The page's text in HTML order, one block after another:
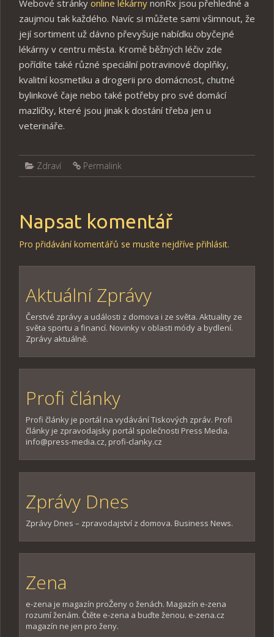
Webové stránky online lékárny nonRx jsou přehledné a
zaujmou tak každého. Navíc si můžete sami všimnout, že
její sortiment už dávno převyšuje nabídku obyčejné
lékárny v centru města. Kromě běžných léčiv zde
pořídíte také různé speciální potravinové doplňky,
kvalitní kosmetiku a drogerii pro domácnost, chutné
bylinkové čaje nebo také potřeby pro své domácí
mazlíčky, které jsou jinak k dostání třeba jen u
veterináře.
Zdraví Permalink
Napsat komentář
Pro přidávání komentářů se musíte nejdříve přihlásit.
Aktuální Zprávy
Čerstvé zprávy a události z domova i ze světa. Aktuality ze
světa sportu a financí. Novinky v oblasti módy a bydlení.
Zprávy aktuálně.
Profi články
Profi články je portál na vydávání Tiskových zpráv. Profi
články je zpravodajsky portál společnosti Press Media.
info@press-media.cz, profi-clanky.cz
Zprávy Dnes
Zprávy Dnes – zpravodajství z domova. Business News.
Zena
e-zena je magazín proŽeny o ženách. Magazín e-zena
rozumí ženám. Čtěte e-zena a buďte ženou. e-zena.cz
magazín ne jen pro ženy.